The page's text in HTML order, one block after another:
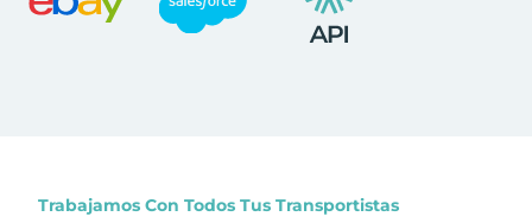
Trabajamos Con Todos Tus Transportistas